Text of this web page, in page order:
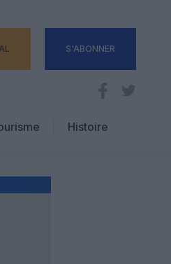
S'ABONNER
Histoire